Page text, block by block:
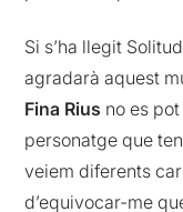
Si s’ha llegit
agradarà aquest
Fina Rius no es
personatge que
veiem diferents
d’equivocar-me